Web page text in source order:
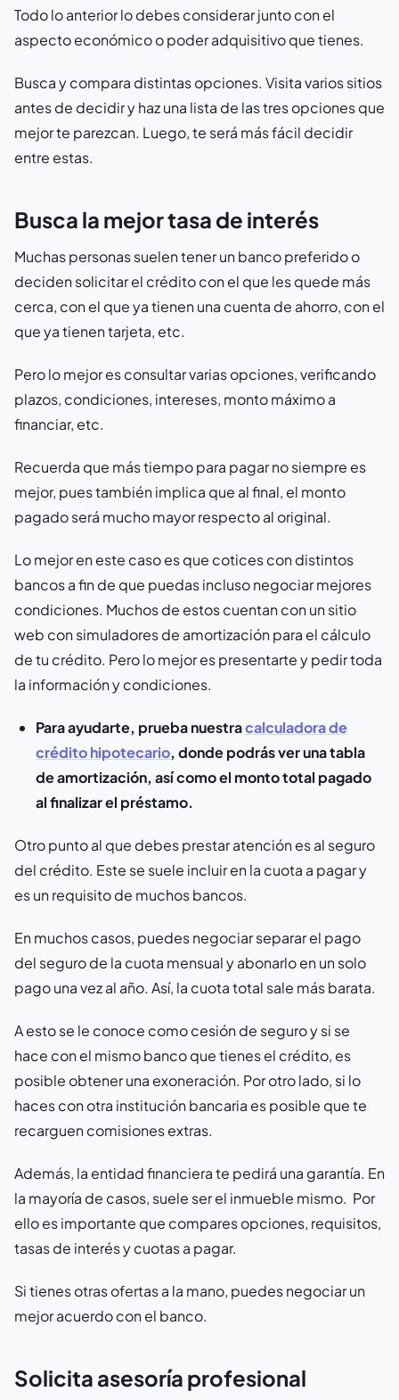
Todo lo anterior lo debes considerar junto con el
aspecto económico o poder adquisitivo que tienes.
Busca y compara distintas opciones. Visita varios sitios
antes de decidir y haz una lista de las tres opciones que
mejor te parezcan. Luego, te será más fácil decidir
entre estas.
Busca la mejor tasa de interés
Muchas personas suelen tener un banco preferido o
deciden solicitar el crédito con el que les quede más
cerca, con el que ya tienen una cuenta de ahorro, con el
que ya tienen tarjeta, etc.
Pero lo mejor es consultar varias opciones, verificando
plazos, condiciones, intereses, monto máximo a
financiar, etc.
Recuerda que más tiempo para pagar no siempre es
mejor, pues también implica que al final, el monto
pagado será mucho mayor respecto al original.
Lo mejor en este caso es que cotices con distintos
bancos a fin de que puedas incluso negociar mejores
condiciones. Muchos de estos cuentan con un sitio
web con simuladores de amortización para el cálculo
de tu crédito. Pero lo mejor es presentarte y pedir toda
la información y condiciones.
Para ayudarte, prueba nuestracalculadora de
crédito hipotecario, donde podrás ver una tabla
de amortización, así como el monto total pagado
al finalizar el préstamo.
Otro punto al que debes prestar atención es al seguro
del crédito. Este se suele incluir en la cuota a pagar y
es un requisito de muchos bancos.
En muchos casos, puedes negociar separar el pago
del seguro de la cuota mensual y abonarlo en un solo
pago una vez al año. Así, la cuota total sale más barata.
A esto se le conoce como cesión de seguro y si se
hace con el mismo banco que tienes el crédito, es
posible obtener una exoneración. Por otro lado, si lo
haces con otra institución bancaria es posible que te
recarguen comisiones extras.
Además, la entidad financiera te pedirá una garantía. En
la mayoría de casos, suele ser el inmueble mismo. Por
ello es importante que compares opciones, requisitos,
tasas de interés y cuotas a pagar.
Si tienes otras ofertas a la mano, puedes negociar un
mejor acuerdo con el banco.
Solicita asesoría profesional